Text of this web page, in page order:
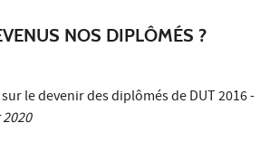
NOS DIPLÔMÉS ?
le devenir des diplômés de DUT 2016 -